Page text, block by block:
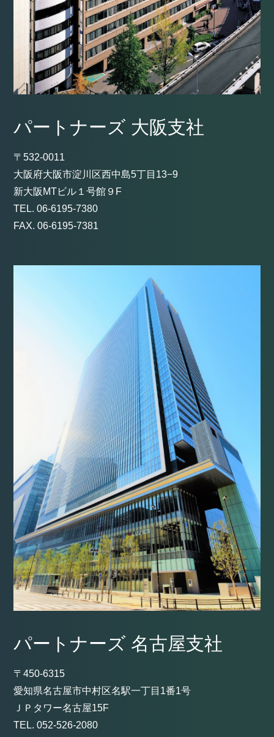
パートナーズ 大阪支社
〒532-0011
大阪府大阪市淀川区西中島5丁目13−9
新大阪MTビル１号館９F
TEL. 06-6195-7380
FAX. 06-6195-7381
パートナーズ 名古屋支社
〒450-6315
愛知県名古屋市中村区名駅一丁目1番1号
ＪＰタワー名古屋15F
TEL. 052-526-2080